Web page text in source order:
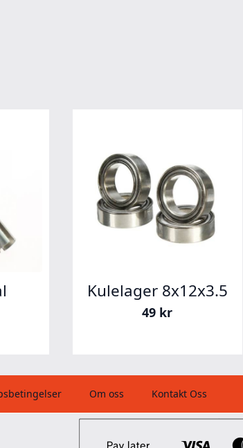
Kulelager 8x12x3.5
49 kr
Om oss Kontakt Oss